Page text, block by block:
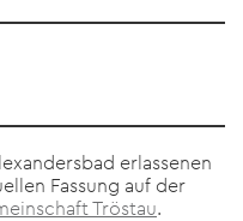
erlassenen
Fassung auf der
Tröstau.